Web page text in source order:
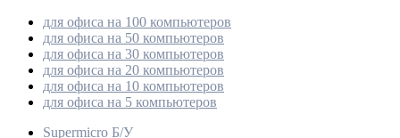
для офиса на 100 компьютеров
для офиса на 50 компьютеров
для офиса на 30 компьютеров
для офиса на 20 компьютеров
для офиса на 10 компьютеров
для офиса на 5 компьютеров
Supermicro Б/У